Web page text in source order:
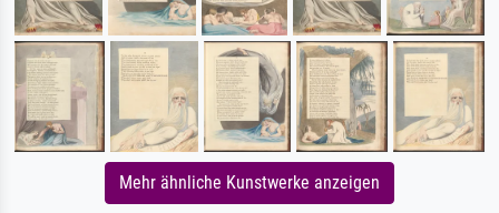
Mehr ähnliche Kunstwerke anzeigen